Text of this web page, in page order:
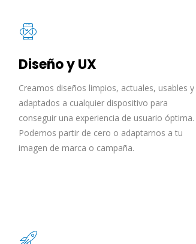
Diseño y UX
Creamos diseños limpios, actuales, usables y
adaptados a cualquier dispositivo para
conseguir una experiencia de usuario óptima.
Podemos partir de cero o adaptarnos a tu
imagen de marca o campaña.